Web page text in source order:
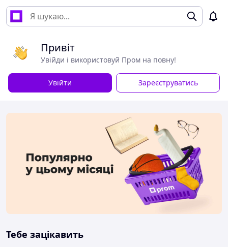
Привіт
Увійди і використовуй Пром на повну!
Увійти Зареєструватись
Тебе зацікавить